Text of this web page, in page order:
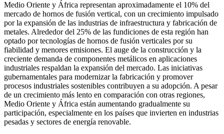
Medio Oriente y África representan aproximadamente el 10% del
mercado de hornos de fusión vertical, con un crecimiento impulsado
por la expansión de las industrias de infraestructura y fabricación de
metales. Alrededor del 25% de las fundiciones de esta región han
optado por tecnologías de hornos de fusión verticales por su
fiabilidad y menores emisiones. El auge de la construcción y la
creciente demanda de componentes metálicos en aplicaciones
industriales respaldan la expansión del mercado. Las iniciativas
gubernamentales para modernizar la fabricación y promover
procesos industriales sostenibles contribuyen a su adopción. A pesar
de un crecimiento más lento en comparación con otras regiones,
Medio Oriente y África están aumentando gradualmente su
participación, especialmente en los países que invierten en industrias
pesadas y sectores de energía renovable.